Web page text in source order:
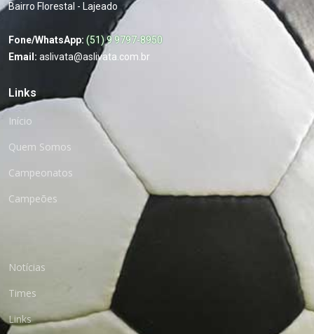
Bairro Florestal - Lajeado
Fone/WhatsApp: (51) 9 9797-8950
Email: aslivata@aslivata.com.br
Links
Início
Quem Somos
Campeonatos
Campeões
Notícias
Times
Links